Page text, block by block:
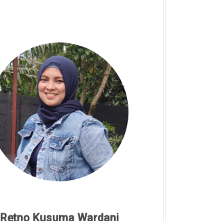
Retno Kusuma Wardani